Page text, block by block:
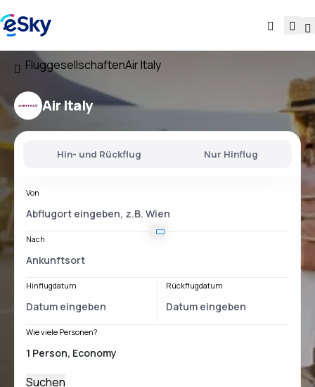
FluggesellschaftenAir Italy
Air Italy
Hin- und Rückflug Nur Hinflug
Von
Nach
Hinflugdatum Rückflugdatum
Wie viele Personen?
Suchen